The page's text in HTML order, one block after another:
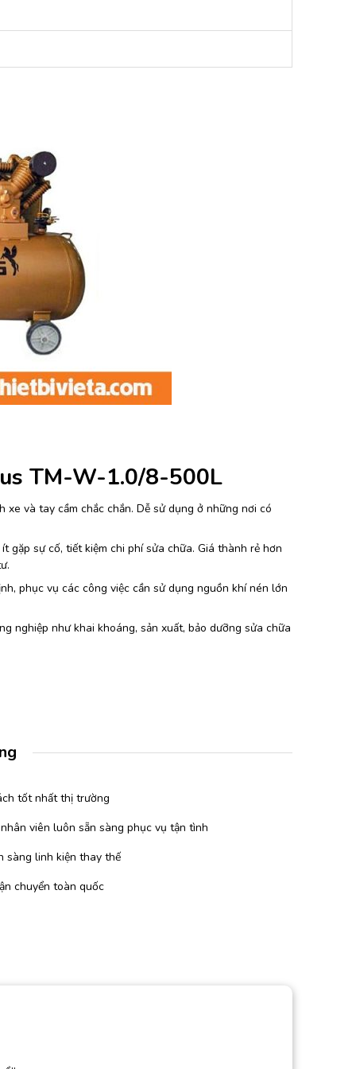
TM-W-1.0/8-500L
và tay cầm chắc chắn. Dễ sử dụng ở những nơi có
gặp sự cố, tiết kiệm chi phí sửa chữa. Giá thành rẻ hơn
phục vụ các công việc cần sử dụng nguồn khí nén lớn
nghiệp như khai khoáng, sản xuất, bảo dưỡng sửa chữa
tốt nhất thị trường
viên luôn sẵn sàng phục vụ tận tình
sàng linh kiện thay thế
chuyển toàn quốc